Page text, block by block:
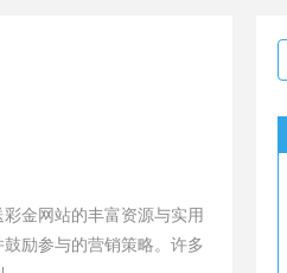
金网站的丰富资源与实用
励参与的营销策略。许多